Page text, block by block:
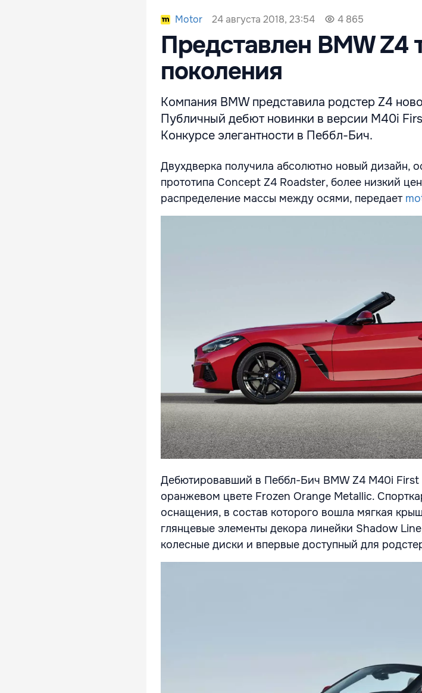
Motor 24 августа 2018, 23:54 4 865
Представлен BMW Z4
поколения
Компания BMW представила родстер Z4
Публичный дебют новинки в версии M40i
Конкурсе элегантности в Пеббл-Бич.
Двухдверка получила абсолютно новый дизайн,
прототипа Concept Z4 Roadster, более низкий
распределение массы между осями, передает
Дебютировавший в Пеббл-Бич BMW Z4 M40i First
оранжевом цвете Frozen Orange Metallic.
оснащения, в состав которого вошла мягкая
глянцевые элементы декора линейки Shadow
колесные диски и впервые доступный для